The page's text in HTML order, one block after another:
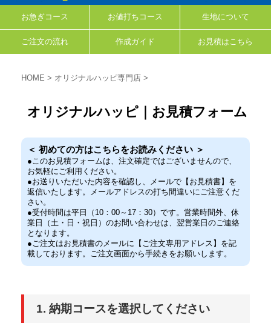
お急ぎコース お値打ちコース 生地について
ご注文の流れ 作成ガイド お見積はこちら
HOME > オリジナルハッピ専門店 >
オリジナルハッピ｜お見積フォーム
＜ 初めての方はこちらをお読みください ＞
●このお見積フォームは、注文確定ではございませんので、
お気軽にご利用ください。
●お送りいただいた内容を確認し、メールで【お見積書】を
返信いたします。メールアドレスの打ち間違いにご注意くだ
さい。
●受付時間は平日（10：00～17：30）です。営業時間外、休
業日（土・日・祝日）のお問い合わせは、翌営業日のご連絡
となります。
●ご注文はお見積書のメールに【ご注文専用アドレス】を記
載しております。ご注文画面から手続きをお願いします。
1. 納期コースを選択してください